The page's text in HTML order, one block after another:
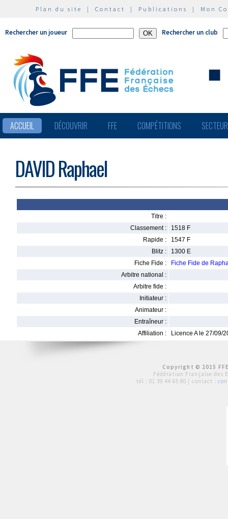
Plan du site | Contact | Publications | Mon
Rechercher un joueur Rechercher un club
ACCUEIL DÉCOUVRIR FFE COMPÉTITIONS
DAVID Raphael
Titre :
Classement :
1518 F
Rapide :
1547 F
Blitz :
1300 E
Fiche Fide :
Fiche Fide de
Arbitre national :
Arbitre fide :
Initiateur :
Animateur :
Entraîneur :
Affiliation :
Licence A le 27/09/
Copyright © 2015
Fédération Française des
tél : 01 39 44 65 80 | contact :